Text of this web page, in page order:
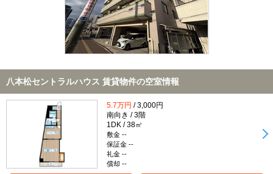
八本松セントラルハウス 賃貸物件の空室情報
5.7万円 / 3,000円
南向き / 3階
1DK / 38㎡
敷金 --
保証金 --
礼金 --
償却 --